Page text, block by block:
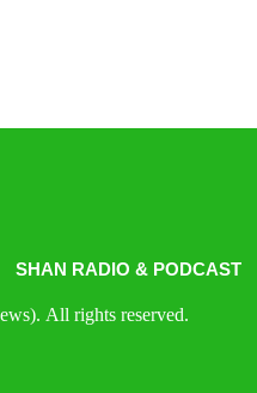
SHAN RADIO & PODCAST
All rights reserved.